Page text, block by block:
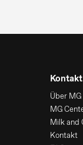
Kontakt
Über MG
MG
Milk and
Kontakt